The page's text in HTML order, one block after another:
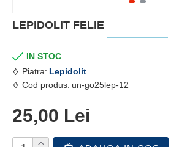
LEPIDOLIT FELIE
IN STOC
Piatra: Lepidolit
Cod produs: un-go25lep-12
25,00 Lei